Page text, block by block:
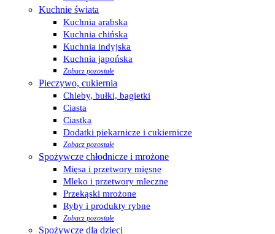
Kuchnie świata
Kuchnia arabska
Kuchnia chińska
Kuchnia indyjska
Kuchnia japońska
Zobacz pozostałe
Pieczywo, cukiernia
Chleby, bułki, bagietki
Ciasta
Ciastka
Dodatki piekarnicze i cukiernicze
Zobacz pozostałe
Spożywcze chłodnicze i mrożone
Mięsa i przetwory mięsne
Mleko i przetwory mleczne
Przekąski mrożone
Ryby i produkty rybne
Zobacz pozostałe
Spożywcze dla dzieci